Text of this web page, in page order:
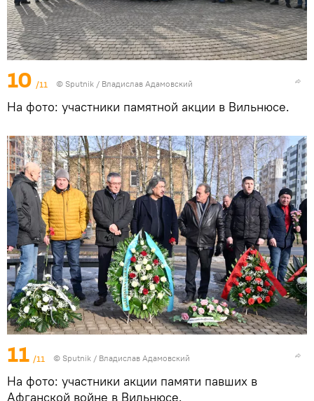
10 /11 © Sputnik / Владислав Адамовский
На фото: участники памятной акции в Вильнюсе.
11 /11 © Sputnik / Владислав Адамовский
На фото: участники акции памяти павших в
Афганской войне в Вильнюсе.